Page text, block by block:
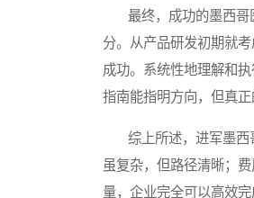
最终，成功的墨西哥
分。从产品研发初期就
成功。系统性地理解和
指南能指明方向，但真
综上所述，进军墨西
虽复杂，但路径清晰；
量，企业完全可以高效